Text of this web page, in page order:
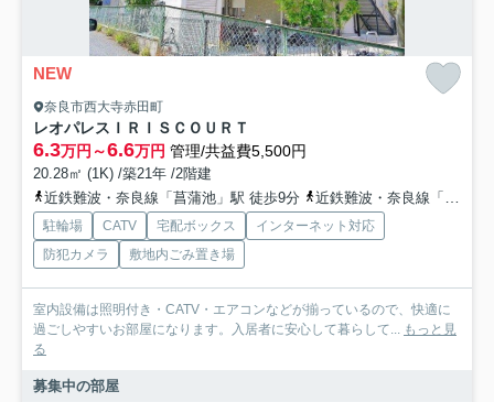
NEW
奈良市西大寺赤田町
レオパレスＩＲＩＳＣＯＵＲＴ
6.3万円～6.6万円 管理/共益費5,500円
20.28㎡ (1K) /築21年 /2階建
近鉄難波・奈良線「菖蒲池」駅 徒歩9分
近鉄難波・奈良線「大和西大寺」駅 徒歩20分
駐輪場 CATV 宅配ボックス
インターネット対応
防犯カメラ
敷地内ごみ置き場
室内設備は照明付き・CATV・エアコンなどが揃っているので、快適に
過ごしやすいお部屋になります。入居者に安心して暮らして...
もっと見
る
募集中の部屋